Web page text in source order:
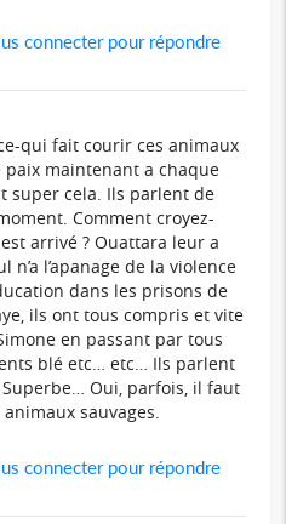
connecter pour répondre
qui fait courir ces animaux
maintenant a chaque
super cela. Ils parlent de
Comment croyez-
arrivé ? Ouattara leur a
n’a l’apanage de la violence
dans les prisons de
ils ont tous compris et vite
en passant par tous
blé etc… etc… Ils parlent
Oui, parfois, il faut
sauvages.
connecter pour répondre